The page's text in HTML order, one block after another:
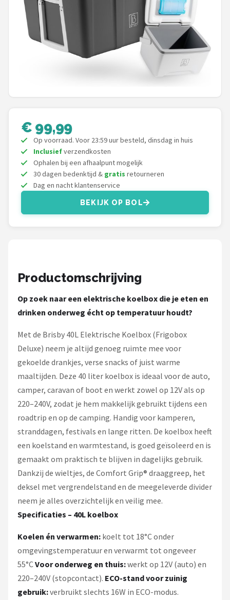
Intex
KOEL
Eurotrail
Bo-Camp
NOMAD
Campingaz
Quechua
€ 99,99
Op voorraad. Voor 23:59 uur besteld, dinsdag in huis
Inclusiefverzendkosten
Ophalen bij een afhaalpunt mogelijk
30 dagen bedenktijd & gratis retourneren
Dag en nacht klantenservice
BEKIJK OP BOL
Productomschrijving
Op zoek naar een elektrische koelbox die je eten en
drinken onderweg écht op temperatuur houdt?
Met de Brisby 40L Elektrische Koelbox (Frigobox
Deluxe) neem je altijd genoeg ruimte mee voor
gekoelde drankjes, verse snacks of juist warme
maaltijden. Deze 40 liter koelbox is ideaal voor de auto,
camper, caravan of boot en werkt zowel op 12V als op
220–240V, zodat je hem makkelijk gebruikt tijdens een
roadtrip en op de camping. Handig voor kamperen,
stranddagen, festivals en lange ritten. De koelbox heeft
een koelstand en warmtestand, is goed geïsoleerd en is
gemaakt om praktisch te blijven in dagelijks gebruik.
Dankzij de wieltjes, de Comfort Grip® draaggreep, het
deksel met vergrendelstand en de meegeleverde divider
neem je alles overzichtelijk en veilig mee.
Specificaties – 40L koelbox
Koelen én verwarmen: koelt tot 18°C onder
omgevingstemperatuur en verwarmt tot ongeveer
55°CVoor onderweg en thuis:werkt op 12V (auto) en
220–240V (stopcontact). ECO-stand voor zuinig
gebruik:verbruikt slechts 16W in ECO-modus.